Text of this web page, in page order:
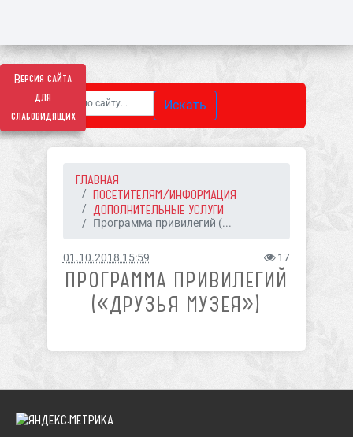
Версия сайта
для
слабовидящих
Искать
ГЛАВНАЯ
ПОСЕТИТЕЛЯМ/ИНФОРМАЦИЯ
ДОПОЛНИТЕЛЬНЫЕ УСЛУГИ
Программа привилегий (...
01.10.2018 15:59 17
ПРОГРАММА ПРИВИЛЕГИЙ
(«ДРУЗЬЯ МУЗЕЯ»)